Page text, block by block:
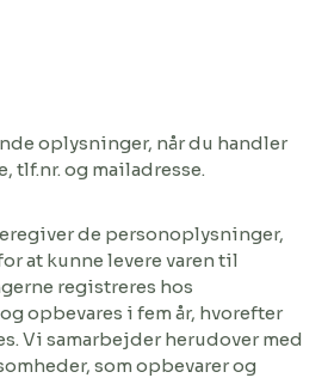
oplysninger, når du handler
tlf.nr. og mailadresse.
de personoplysninger,
at kunne levere varen til
registreres hos
opbevares i fem år, hvorefter
Vi samarbejder herudover med
som opbevarer og